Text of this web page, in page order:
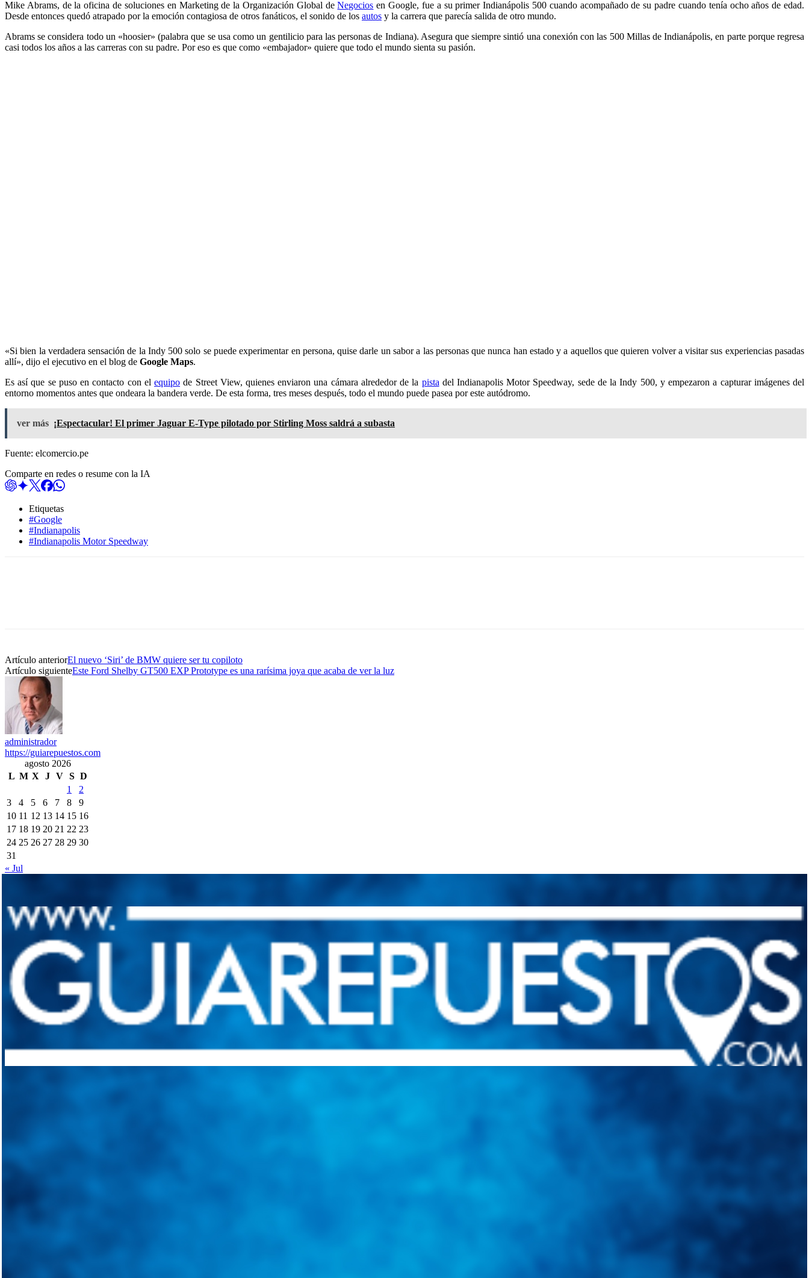
Mike Abrams, de la oficina de soluciones en Marketing de la Organización Global deNegocios en Google, fue a su primer Indianápolis 500 cuando acompañado de su padre cuando tenía ocho años de edad.
Desde entonces quedó atrapado por la emoción contagiosa de otros fanáticos, el sonido de los autos y la carrera que parecía salida de otro mundo.
Abrams se considera todo un «hoosier» (palabra que se usa como un gentilicio para las personas de Indiana). Asegura que siempre sintió una conexión con las 500 Millas de Indianápolis, en parte porque regresa
casi todos los años a las carreras con su padre. Por eso es que como «embajador» quiere que todo el mundo sienta su pasión.
«Si bien la verdadera sensación de la Indy 500 solo se puede experimentar en persona, quise darle un sabor a las personas que nunca han estado y a aquellos que quieren volver a visitar sus experiencias pasadas
allí», dijo el ejecutivo en el blog de Google Maps.
Es así que se puso en contacto con elequipo de Street View, quienes enviaron una cámara alrededor de la pista del Indianapolis Motor Speedway, sede de la Indy 500, y empezaron a capturar imágenes del
entorno momentos antes que ondeara la bandera verde. De esta forma, tres meses después, todo el mundo puede pasea por este autódromo.
ver más ¡Espectacular! El primer Jaguar E-Type pilotado por Stirling Moss saldrá a subasta
Fuente: elcomercio.pe
Comparte en redes o resume con la IA
Etiquetas
#Google
#Indianapolis
#Indianapolis Motor Speedway
Artículo anteriorEl nuevo ‘Siri’ de BMW quiere ser tu copiloto
Artículo siguienteEste Ford Shelby GT500 EXP Prototype es una rarísima joya que acaba de ver la luz
administrador
https://guiarepuestos.com
agosto 2026
L M X J V S D
1
2
3
4 5 6 7 8
9
10 11 12 13 14 15 16
17 18 19 20 21 22 23
24 25 26 27 28 29 30
31
« Jul